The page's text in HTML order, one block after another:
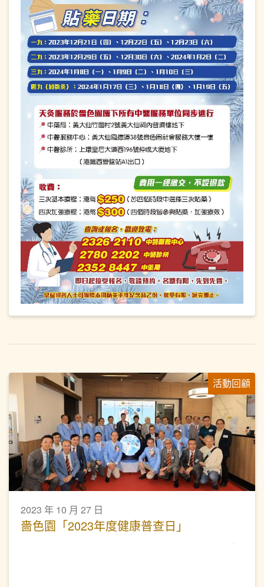
活動回顧
2023 年 10 月 27 日
嗇色園「2023年度健康普查日」